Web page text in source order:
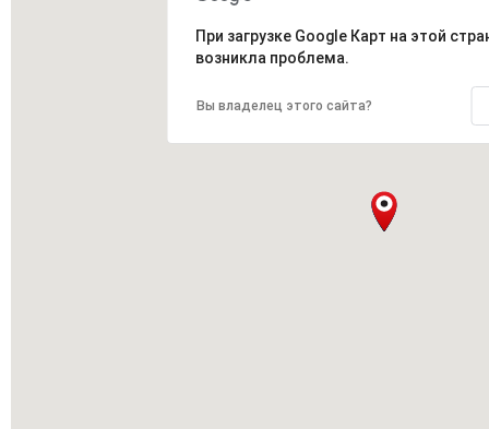
При загрузке Google Карт на этой
возникла проблема.
Вы владелец этого сайта?